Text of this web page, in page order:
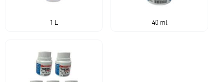
1 L 40 ml